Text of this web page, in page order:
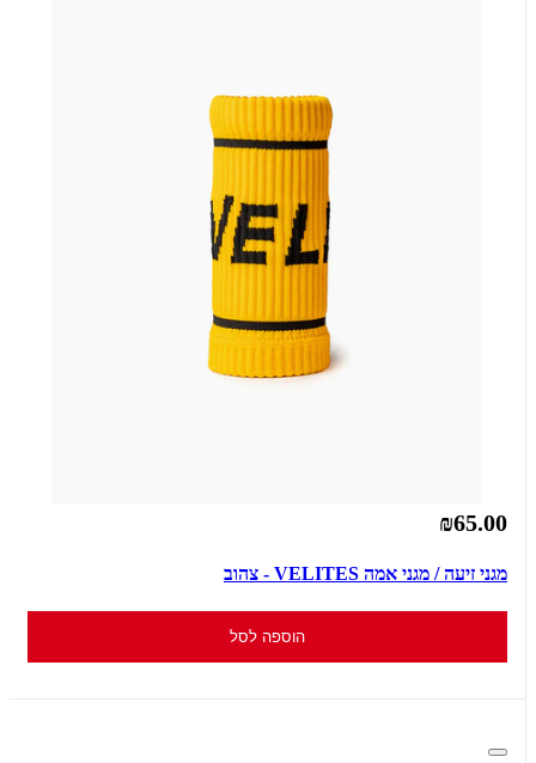
₪65.00
מגני זיעה / מגני אמה VELITES - צהוב
הוספה לסל